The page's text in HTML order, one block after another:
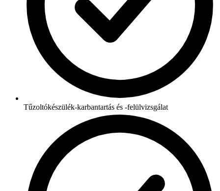
Tűzoltókészülék-karbantartás és -felülvizsgálat